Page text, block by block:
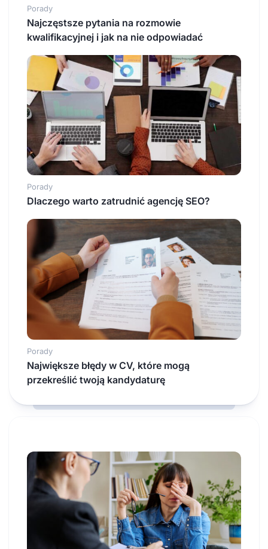
Porady
Najczęstsze pytania na rozmowie
kwalifikacyjnej i jak na nie odpowiadać
Porady
Dlaczego warto zatrudnić agencję SEO?
Porady
Największe błędy w CV, które mogą
przekreślić twoją kandydaturę